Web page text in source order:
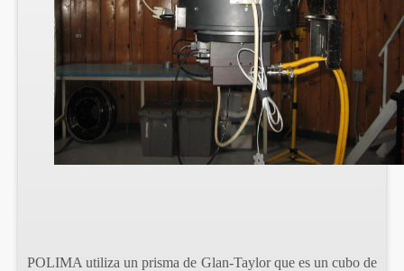
POLIMA utiliza un prisma de Glan-Taylor que es un cubo de